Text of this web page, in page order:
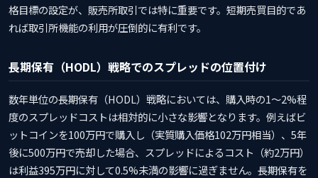
格目標の設定が、販売所取引では特に重要です。短期売買目的であ
れば取引所機能の利用が圧倒的に有利です。
長期保有（HODL）戦略でのスプレッドの位置付け
数年単位の長期保有（HODL）戦略においては、購入時の1〜2%程
度のスプレッドコストは相対的に小さな影響となります。例えばビ
ットコインを100万円で購入し（実質購入価格102万円相当）、5年
後に500万円で売却した場合、スプレッドによるコスト（約2万円）
は利益395万円に対して0.5%未満の影響に過ぎません。長期保有を